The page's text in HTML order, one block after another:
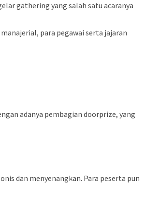
gathering yang salah satu acaranya
para pegawai serta jajaran
adanya pembagian doorprize, yang
dan menyenangkan. Para peserta pun